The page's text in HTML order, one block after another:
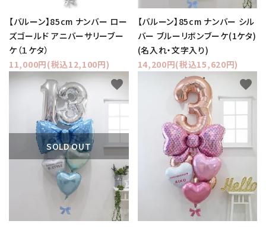
【バルーン】85cm ナンバー ロー
ズゴールド アニバーサリーブー
ケ（１ケタ）
11,000円(税込12,100円)
【バルーン】85cm ナンバー シル
バー ブルーリボンブーケ(1ケタ)
(名入れ・文字入り)
14,200円(税込15,620円)
SOLD OUT
favorite favorite